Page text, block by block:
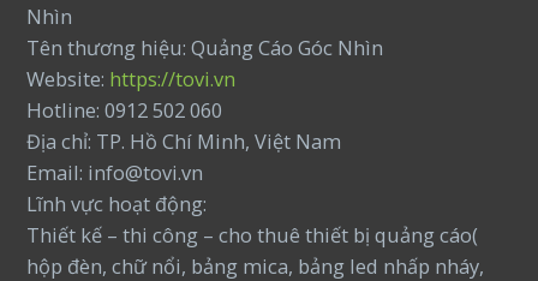
Nhìn
Tên thương hiệu: Quảng Cáo Góc Nhìn
Website: https://tovi.vn
Hotline: 0912 502 060
Địa chỉ: TP. Hồ Chí Minh, Việt Nam
Email: info@tovi.vn
Lĩnh vực hoạt động:
Thiết kế – thi công – cho thuê thiết bị quảng cáo(
hộp đèn, chữ nổi, bảng mica, bảng led nhấp nháy,